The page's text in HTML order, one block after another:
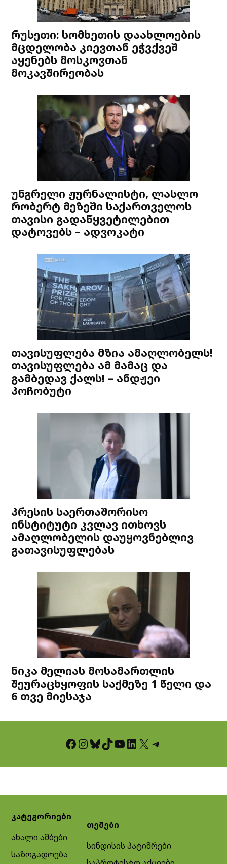
რუსეთი: სომხეთის დაახლოების
მცდელობა კიევთან ეჭვქვეშ
აყენებს მოსკოვთან
მოკავშირეობას
უნგრელი ჟურნალისტი, ლასლო
რობერტ მეზეში საქართველოს
თავისი გადაწყვეტილებით
დატოვებს – ადვოკატი
თავისუფლება მზია ამაღლობელს!
თავისუფლება ამ მამაც და
გამბედავ ქალს! – ანდჟეი
პოჩობუტი
პრესის საერთაშორისო
ინსტიტუტი კვლავ ითხოვს
ამაღლობელის დაუყოვნებლივ
გათავისუფლებას
ნიკა მელიას მოსამართლის
შეურაცხყოფის საქმეზე 1 წელი და
6 თვე მიესაჯა
Facebook InstagramBluesky TikTok YouTube LinkedIn X Telegram
კატეგორიები
ახალი ამბები
საზოგადოება
თემები
სინდისის პატიმრები